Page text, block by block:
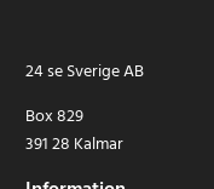
24 se Sverige AB
Box 829
391 28 Kalmar